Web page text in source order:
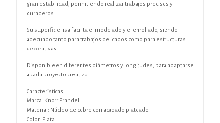
gran estabilidad, permitiendo realizar trabajos precisos y
duraderos.
Su superficie lisa facilita el modelado y el enrollado, siendo
adecuado tanto para trabajos delicados como para estructuras
decorativas.
Disponible en diferentes diámetros y longitudes, para adaptarse
a cada proyecto creativo.
Características:
Marca: Knorr Prandell
Material: Núcleo de cobre con acabado plateado.
Color: Plata.